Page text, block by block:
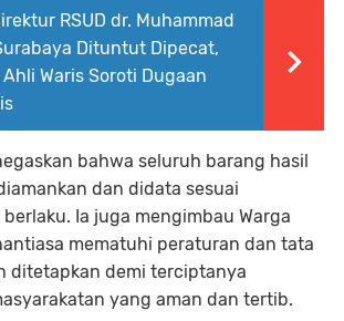
RSUD dr. Muhammad
Dituntut Dipecat,
Waris Soroti Dugaan
bahwa seluruh barang hasil
dan didata sesuai
Ia juga mengimbau Warga
mematuhi peraturan dan tata
ditetapkan demi terciptanya
yang aman dan tertib.